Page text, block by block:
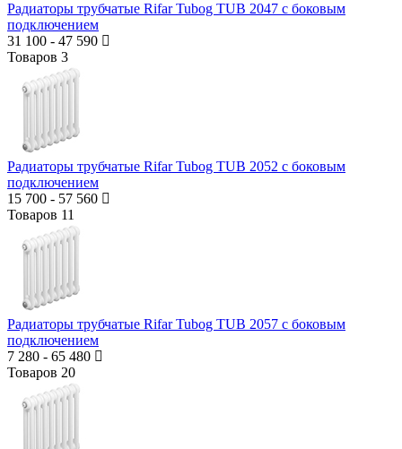
Радиаторы трубчатые Rifar Tubog TUB 2047 с боковым
подключением
31 100 - 47 590
Товаров 3
Радиаторы трубчатые Rifar Tubog TUB 2052 с боковым
подключением
15 700 - 57 560
Товаров 11
Радиаторы трубчатые Rifar Tubog TUB 2057 с боковым
подключением
7 280 - 65 480
Товаров 20